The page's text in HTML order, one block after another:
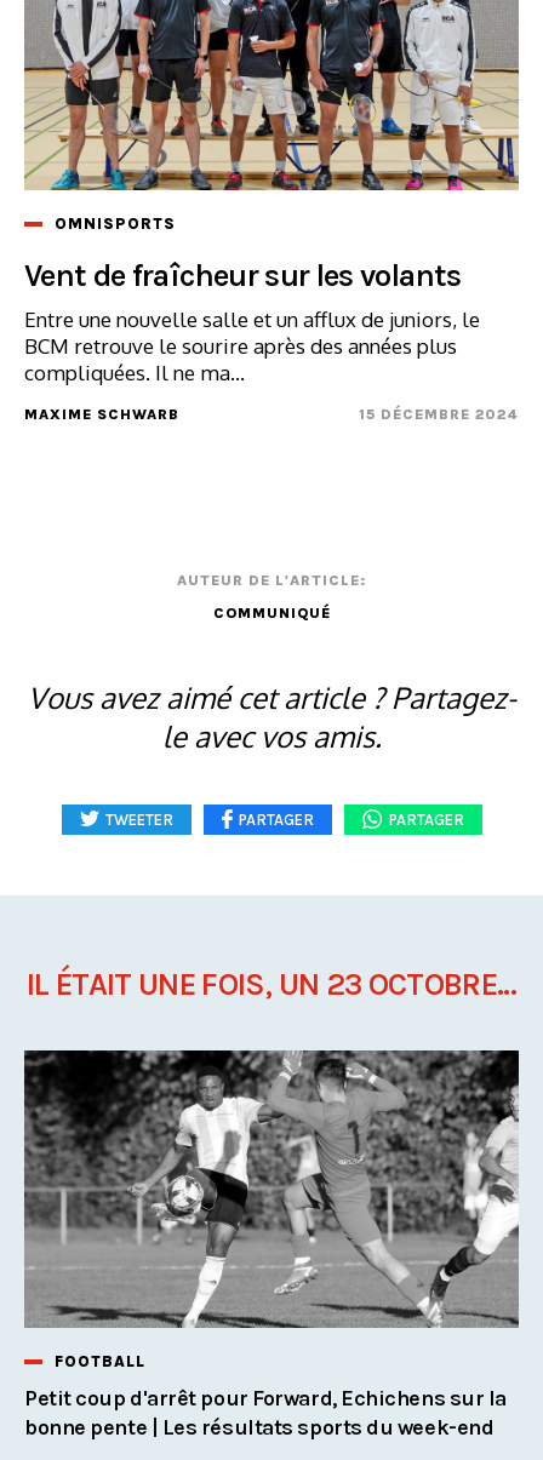
OMNISPORTS
Vent de fraîcheur sur les volants
Entre une nouvelle salle et un afflux de juniors, le
BCM retrouve le sourire après des années plus
compliquées. Il ne ma...
MAXIME SCHWARB 15 DÉCEMBRE 2024
AUTEUR DE L'ARTICLE:
COMMUNIQUÉ
Vous avez aimé cet article ? Partagez-
le avec vos amis.
TWEETER PARTAGER PARTAGER
IL ÉTAIT UNE FOIS, UN 23 OCTOBRE...
FOOTBALL
Petit coup d'arrêt pour Forward, Echichens sur la
bonne pente | Les résultats sports du week-end